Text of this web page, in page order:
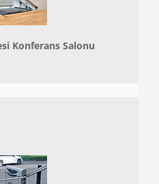
Konferans Salonu